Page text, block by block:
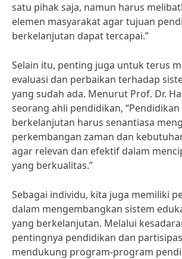
satu pihak saja, namun harus
elemen masyarakat agar tujuan
berkelanjutan dapat tercapai.”
Selain itu, penting juga untuk terus
evaluasi dan perbaikan terhadap
yang sudah ada. Menurut Prof. Dr.
seorang ahli pendidikan, “Pendidikan
berkelanjutan harus senantiasa
perkembangan zaman dan
agar relevan dan efektif dalam
yang berkualitas.”
Sebagai individu, kita juga memiliki
dalam mengembangkan sistem
yang berkelanjutan. Melalui
pentingnya pendidikan dan
mendukung program-program